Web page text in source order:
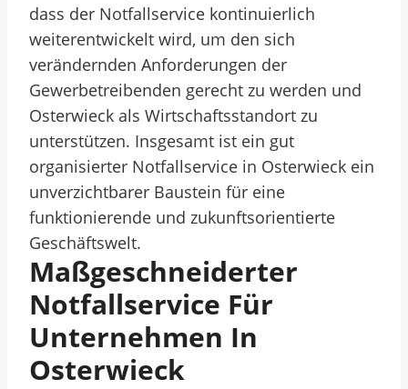
dass der Notfallservice kontinuierlich
weiterentwickelt wird, um den sich
verändernden Anforderungen der
Gewerbetreibenden gerecht zu werden und
Osterwieck als Wirtschaftsstandort zu
unterstützen. Insgesamt ist ein gut
organisierter Notfallservice in Osterwieck ein
unverzichtbarer Baustein für eine
funktionierende und zukunftsorientierte
Geschäftswelt.
Maßgeschneiderter
Notfallservice Für
Unternehmen In
Osterwieck